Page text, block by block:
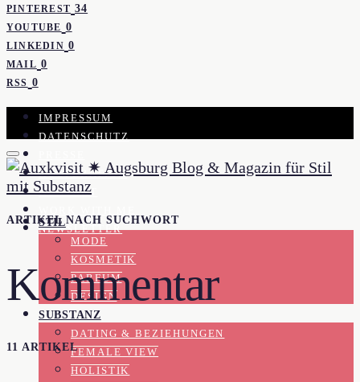
PINTEREST 34
YOUTUBE 0
LINKEDIN 0
MAIL 0
RSS 0
IMPRESSUM
DATENSCHUTZ
KOOPERATION
KONTAKT
NEWSLETTER
STIL
MODE
KOSMETIK
PARFUM
DESIGN
SUBSTANZ
DATING & BEZIEHUNGEN
FEMALE VIEW
HOLISTIK
ARTIKEL NACH SUCHWORT
Kommentar
11 ARTIKEL